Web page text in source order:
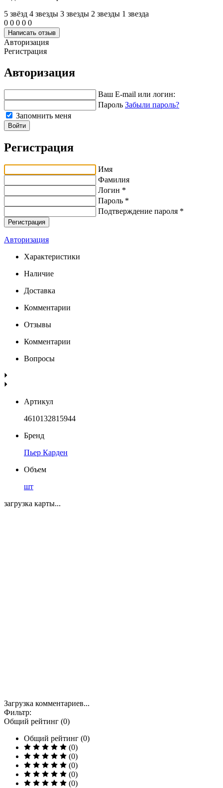
5 звёзд 4 звeзды 3 звeзды 2 звeзды 1 звeзда
0 0 0 0 0
Написать отзыв
Авторизация
Регистрация
Авторизация
Ваш E-mail или логин:
Пароль Забыли пароль?
Запомнить меня
Войти
Регистрация
Имя
Фамилия
Логин *
Пароль *
Подтверждение пароля *
Авторизация
Характеристики
Наличие
Доставка
Комментарии
Отзывы
Комментарии
Вопросы
Артикул
4610132815944
Бренд
Пьер Карден
Объем
шт
загрузка карты...
Загрузка комментариев...
Фильтр:
Общий рейтинг (0)
Общий рейтинг (0)
(0)
(0)
(0)
(0)
(0)